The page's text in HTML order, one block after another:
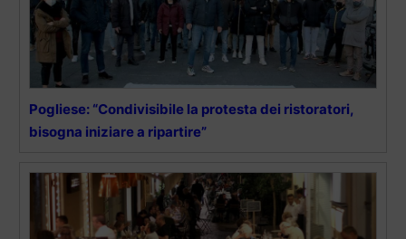
Pogliese: “Condivisibile la protesta dei ristoratori,
bisogna iniziare a ripartire”